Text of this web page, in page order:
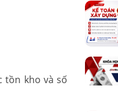
tồn kho và số